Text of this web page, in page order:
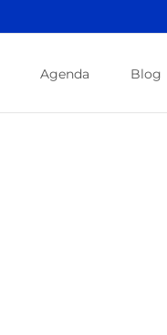
Agenda Blog